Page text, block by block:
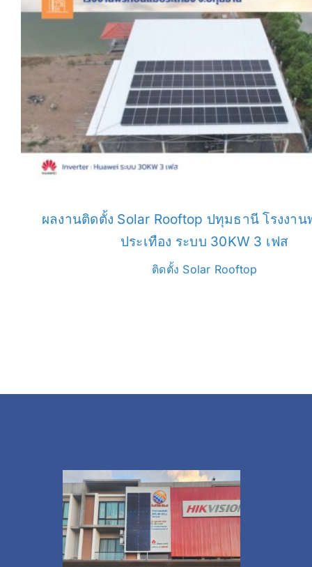
ผลงานติดตั้ง Solar Rooftop ปทุมธานี โรงงา
ประเทือง ระบบ 30KW 3 เฟส
ติดตั้ง Solar Rooftop